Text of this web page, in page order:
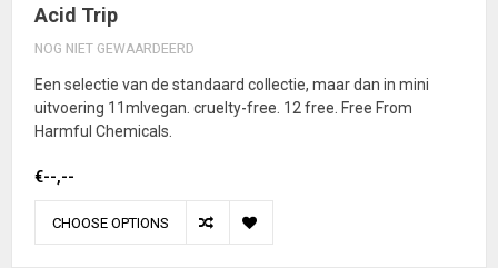
Acid Trip
NOG NIET GEWAARDEERD
Een selectie van de standaard collectie, maar dan in mini
uitvoering 11mlvegan. cruelty-free. 12 free. Free From
Harmful Chemicals.
€--,--
CHOOSE OPTIONS